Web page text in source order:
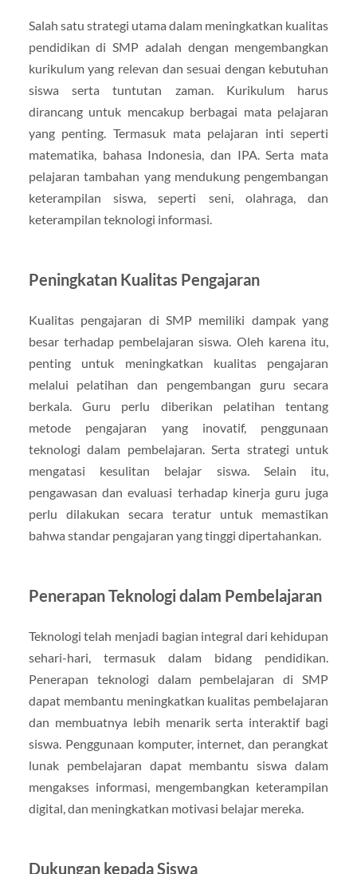
Salah satu strategi utama dalam meningkatkan kualitas
pendidikan di SMP adalah dengan mengembangkan
kurikulum yang relevan dan sesuai dengan kebutuhan
siswa serta tuntutan zaman. Kurikulum harus
dirancang untuk mencakup berbagai mata pelajaran
yang penting. Termasuk mata pelajaran inti seperti
matematika, bahasa Indonesia, dan IPA. Serta mata
pelajaran tambahan yang mendukung pengembangan
keterampilan siswa, seperti seni, olahraga, dan
keterampilan teknologi informasi.
Peningkatan Kualitas Pengajaran
Kualitas pengajaran di SMP memiliki dampak yang
besar terhadap pembelajaran siswa. Oleh karena itu,
penting untuk meningkatkan kualitas pengajaran
melalui pelatihan dan pengembangan guru secara
berkala. Guru perlu diberikan pelatihan tentang
metode pengajaran yang inovatif, penggunaan
teknologi dalam pembelajaran. Serta strategi untuk
mengatasi kesulitan belajar siswa. Selain itu,
pengawasan dan evaluasi terhadap kinerja guru juga
perlu dilakukan secara teratur untuk memastikan
bahwa standar pengajaran yang tinggi dipertahankan.
Penerapan Teknologi dalam Pembelajaran
Teknologi telah menjadi bagian integral dari kehidupan
sehari-hari, termasuk dalam bidang pendidikan.
Penerapan teknologi dalam pembelajaran di SMP
dapat membantu meningkatkan kualitas pembelajaran
dan membuatnya lebih menarik serta interaktif bagi
siswa. Penggunaan komputer, internet, dan perangkat
lunak pembelajaran dapat membantu siswa dalam
mengakses informasi, mengembangkan keterampilan
digital, dan meningkatkan motivasi belajar mereka.
Dukungan kepada Siswa